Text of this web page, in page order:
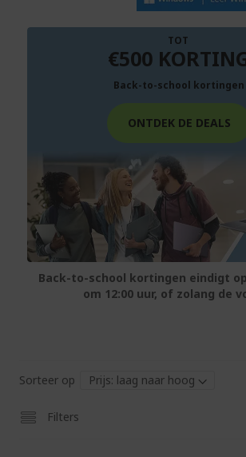
TOT
€500
Back-to-school kortingen
ONTDEK DE DEALS
Back-to-school kortingen eindigt
om 12:00 uur, of zolang de
Sorteer op
Filters